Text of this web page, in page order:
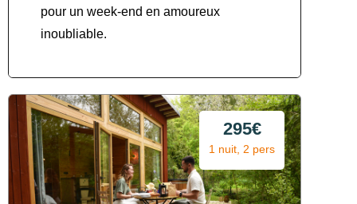
pour un week-end en amoureux
inoubliable.
295€
1 nuit, 2 pers